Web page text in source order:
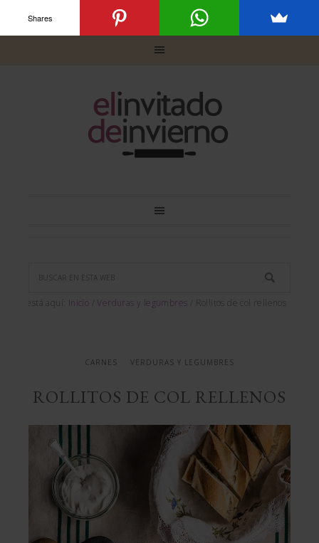
Usted está aquí: Inicio Verduras y legumbres Rollitos de col rellenos
CARNES VERDURAS Y LEGUMBRES
ROLLITOS DE COL RELLENOS
Shares